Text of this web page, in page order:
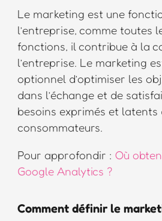
Le marketing est une
l’entreprise, comme toutes
fonctions, il contribue à la
l’entreprise. Le marketing
optionnel d’optimiser les
dans l’échange et de
besoins exprimés et latents
consommateurs.
Pour approfondir : Où
Google Analytics ?
Comment définir le